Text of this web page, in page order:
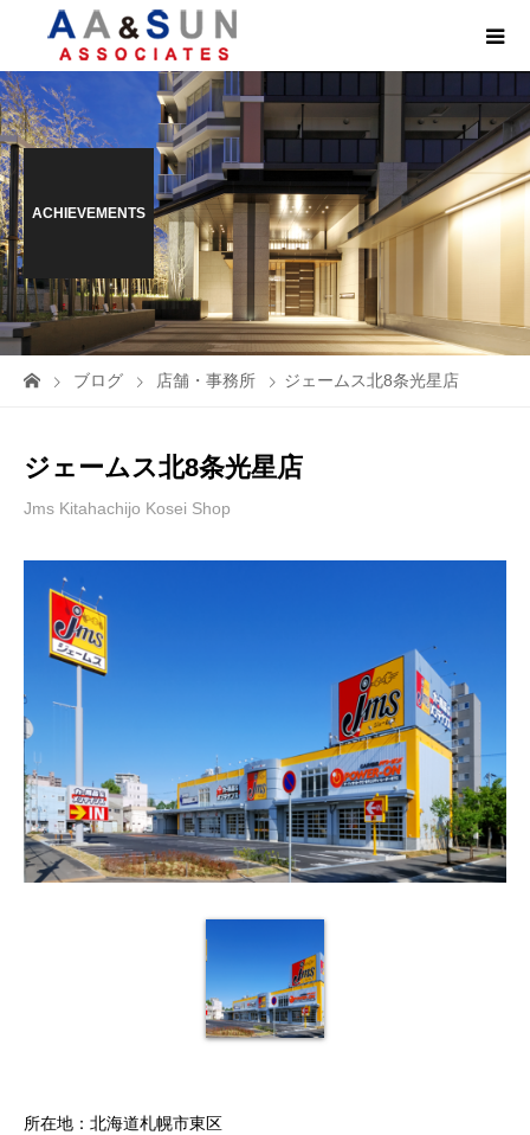
ACHIEVEMENTS
ブログ 店舗・事務所 ジェームス北8条光星店
ジェームス北8条光星店
Jms Kitahachijo Kosei Shop
所在地：北海道札幌市東区